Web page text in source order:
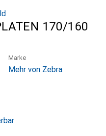
170/160
Marke
Mehr von Zebra